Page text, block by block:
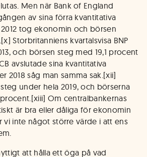
Men när Bank of England
av sina förra kvantitativa
tog ekonomin och börsen
Storbritanniens kvartalsvisa BNP
och börsen steg med 19,1 procent
avslutade sina kvantitativa
2018 såg man samma sak.[xii]
under hela 2019, och börserna
Om centralbankernas
är bra eller dåliga för ekonomin
vi inte något större värde i att ens
att hålla ett öga på vad